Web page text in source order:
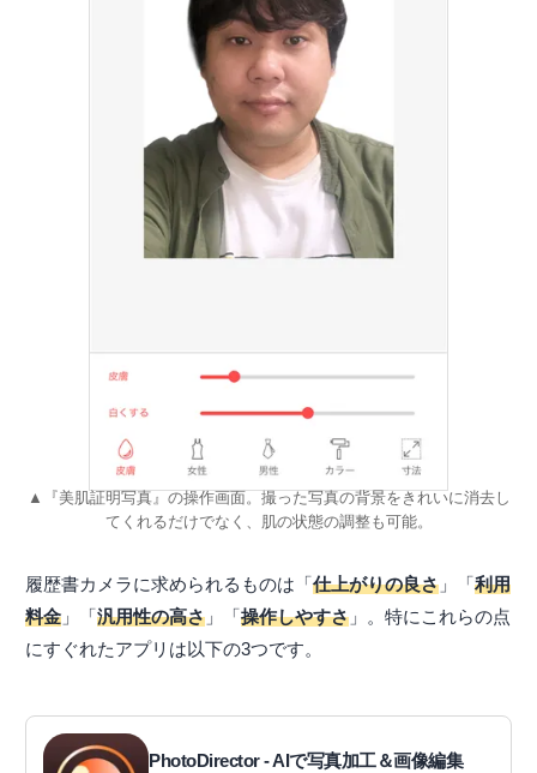
▲『美肌証明写真』の操作画面。撮った写真の背景をきれいに消去し
てくれるだけでなく、肌の状態の調整も可能。
履歴書カメラに求められるものは「仕上がりの良さ 」「利用
料金 」「汎用性の高さ 」「操作しやすさ 」。特にこれらの点
にすぐれたアプリは以下の3つです。
PhotoDirector - AIで写真加工＆画像編集